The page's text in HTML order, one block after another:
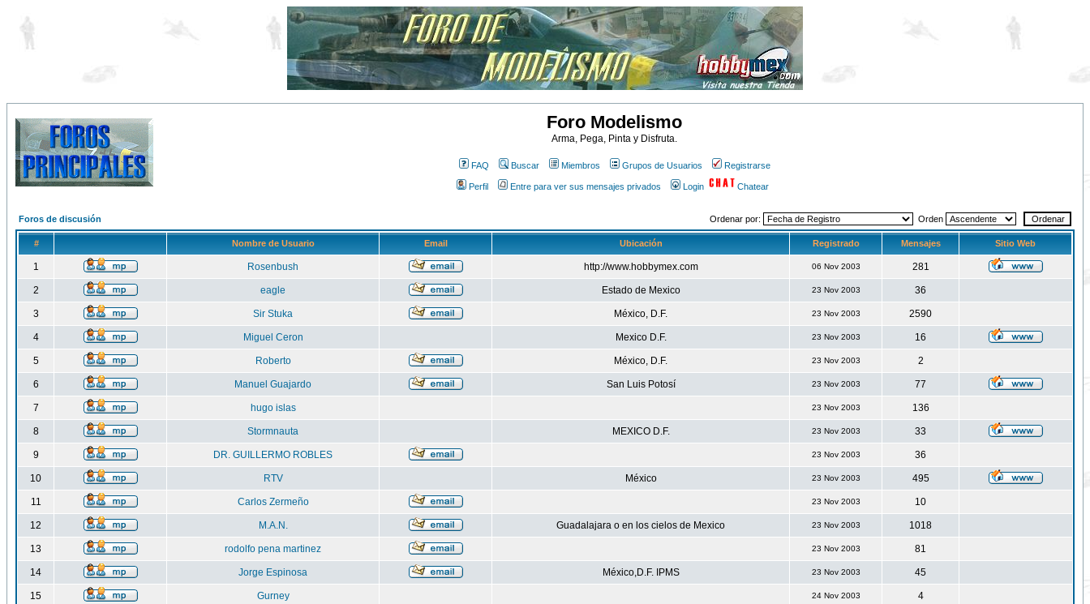
Foro Modelismo
Arma, Pega, Pinta y Disfruta.
FAQ Buscar Miembros Grupos de Usuarios Registrarse
Perfil Entre para ver sus mensajes privados Login Chatear
Foros de discusión Ordenar por: Orden
# Nombre de Usuario Email Ubicación Registrado Mensajes Sitio Web
1 Rosenbush http://www.hobbymex.com 06 Nov 2003 281
2 eagle Estado de Mexico 23 Nov 2003 36
3 Sir Stuka México, D.F. 23 Nov 2003 2590
4 Miguel Ceron Mexico D.F. 23 Nov 2003 16
5 Roberto México, D.F. 23 Nov 2003 2
6 Manuel Guajardo San Luis Potosí 23 Nov 2003 77
7 hugo islas 23 Nov 2003 136
8 Stormnauta MEXICO D.F. 23 Nov 2003 33
9 DR. GUILLERMO ROBLES 23 Nov 2003 36
10 RTV México 23 Nov 2003 495
11 Carlos Zermeño 23 Nov 2003 10
12 M.A.N. Guadalajara o en los cielos de Mexico 23 Nov 2003 1018
13 rodolfo pena martinez 23 Nov 2003 81
14 Jorge Espinosa México,D.F. IPMS 23 Nov 2003 45
15 Gurney 24 Nov 2003 4